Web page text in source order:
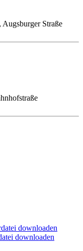
Straße
downloaden
downloaden